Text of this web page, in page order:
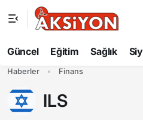
Güncel Eğitim Sağlık
Haberler Finans
ILS